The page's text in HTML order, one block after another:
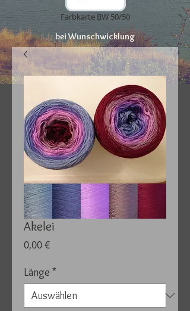
Farbkarte BW 50/50
bei Wunschwicklung
Akelei
0,00 €Preis
Länge *